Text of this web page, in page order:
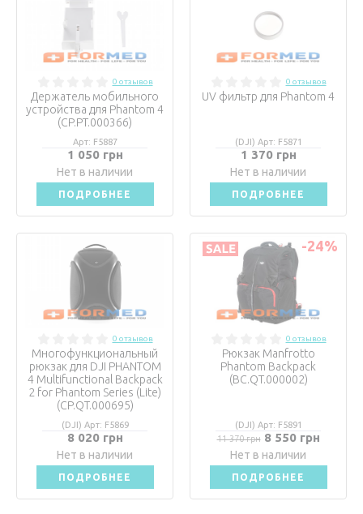
0 отзывов
Держатель мобильного
устройства для Phantom 4
(CP.PT.000366)
Арт: F5887
1 050 грн
Нет в наличии
ПОДРОБНЕЕ
0 отзывов
UV фильтр для Phantom 4
(DJI) Арт: F5871
1 370 грн
Нет в наличии
ПОДРОБНЕЕ
0 отзывов
Многофункциональный
рюкзак для DJI PHANTOM
4 Multifunctional Backpack
2 for Phantom Series (Lite)
(CP.QT.000695)
(DJI) Арт: F5869
8 020 грн
Нет в наличии
ПОДРОБНЕЕ
-24%
0 отзывов
Рюкзак Manfrotto
Phantom Backpack
(BC.QT.000002)
(DJI) Арт: F5891
11 370 грн8 550 грн
Нет в наличии
ПОДРОБНЕЕ